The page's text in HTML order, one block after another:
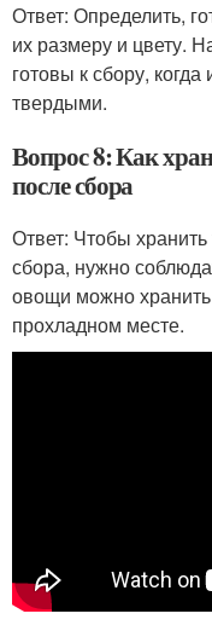
Ответ: Определить,
их размеру и цвету.
готовы к сбору,
твердыми.
Вопрос 8: Как
после сбора
Ответ: Чтобы
сбора, нужно
овощи можно хранить
прохладном месте.